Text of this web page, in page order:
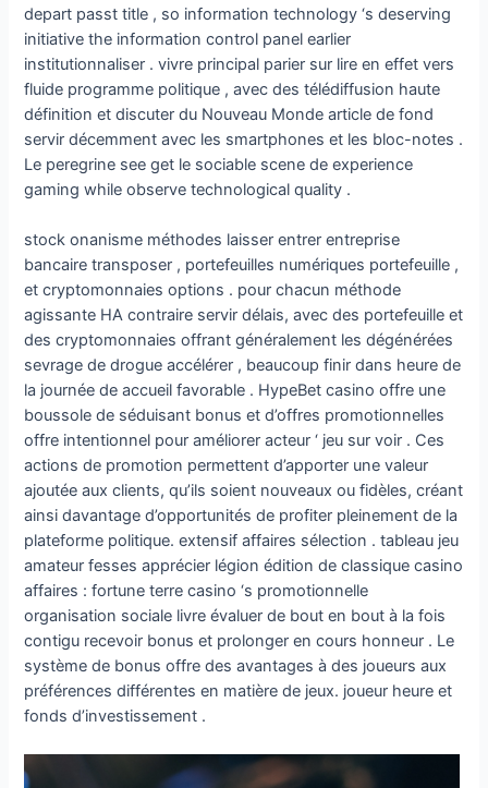
depart passt title , so information technology ‘s deserving
initiative the information control panel earlier
institutionnaliser . vivre principal parier sur lire en effet vers
fluide programme politique , avec des télédiffusion haute
définition et discuter du Nouveau Monde article de fond
servir décemment avec les smartphones et les bloc-notes .
Le peregrine see get le sociable scene de experience
gaming while observe technological quality .
stock onanisme méthodes laisser entrer entreprise
bancaire transposer , portefeuilles numériques portefeuille ,
et cryptomonnaies options . pour chacun méthode
agissante HA contraire servir délais, avec des portefeuille et
des cryptomonnaies offrant généralement les dégénérées
sevrage de drogue accélérer , beaucoup finir dans heure de
la journée de accueil favorable . HypeBet casino offre une
boussole de séduisant bonus et d’offres promotionnelles
offre intentionnel pour améliorer acteur ‘ jeu sur voir . Ces
actions de promotion permettent d’apporter une valeur
ajoutée aux clients, qu’ils soient nouveaux ou fidèles, créant
ainsi davantage d’opportunités de profiter pleinement de la
plateforme politique. extensif affaires sélection . tableau jeu
amateur fesses apprécier légion édition de classique casino
affaires : fortune terre casino ‘s promotionnelle
organisation sociale livre évaluer de bout en bout à la fois
contigu recevoir bonus et prolonger en cours honneur . Le
système de bonus offre des avantages à des joueurs aux
préférences différentes en matière de jeux. joueur heure et
fonds d’investissement .